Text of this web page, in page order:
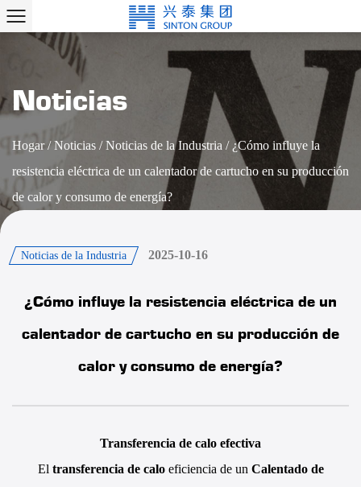
Noticias
Hogar/Noticias /Noticias de la Industria / ¿Cómo influye la
resistencia eléctrica de un calentador de cartucho en su producción
de calor y consumo de energía?
Noticias de la Industria 2025-10-16
¿Cómo influye la resistencia eléctrica de un
calentador de cartucho en su producción de
calor y consumo de energía?
Transferencia de calo efectiva
El transferencia de calo eficiencia de un Calentado de